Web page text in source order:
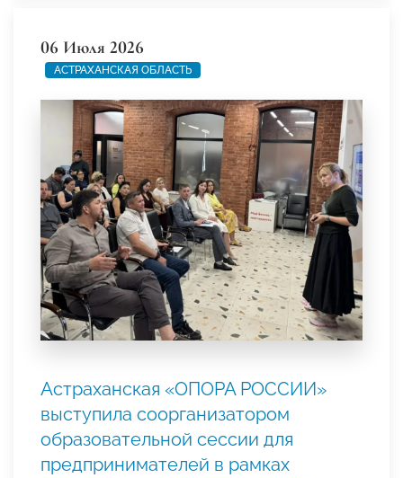
06 Июля 2026
АСТРАХАНСКАЯ ОБЛАСТЬ
Астраханская «ОПОРА РОССИИ»
выступила соорганизатором
образовательной сессии для
предпринимателей в рамках